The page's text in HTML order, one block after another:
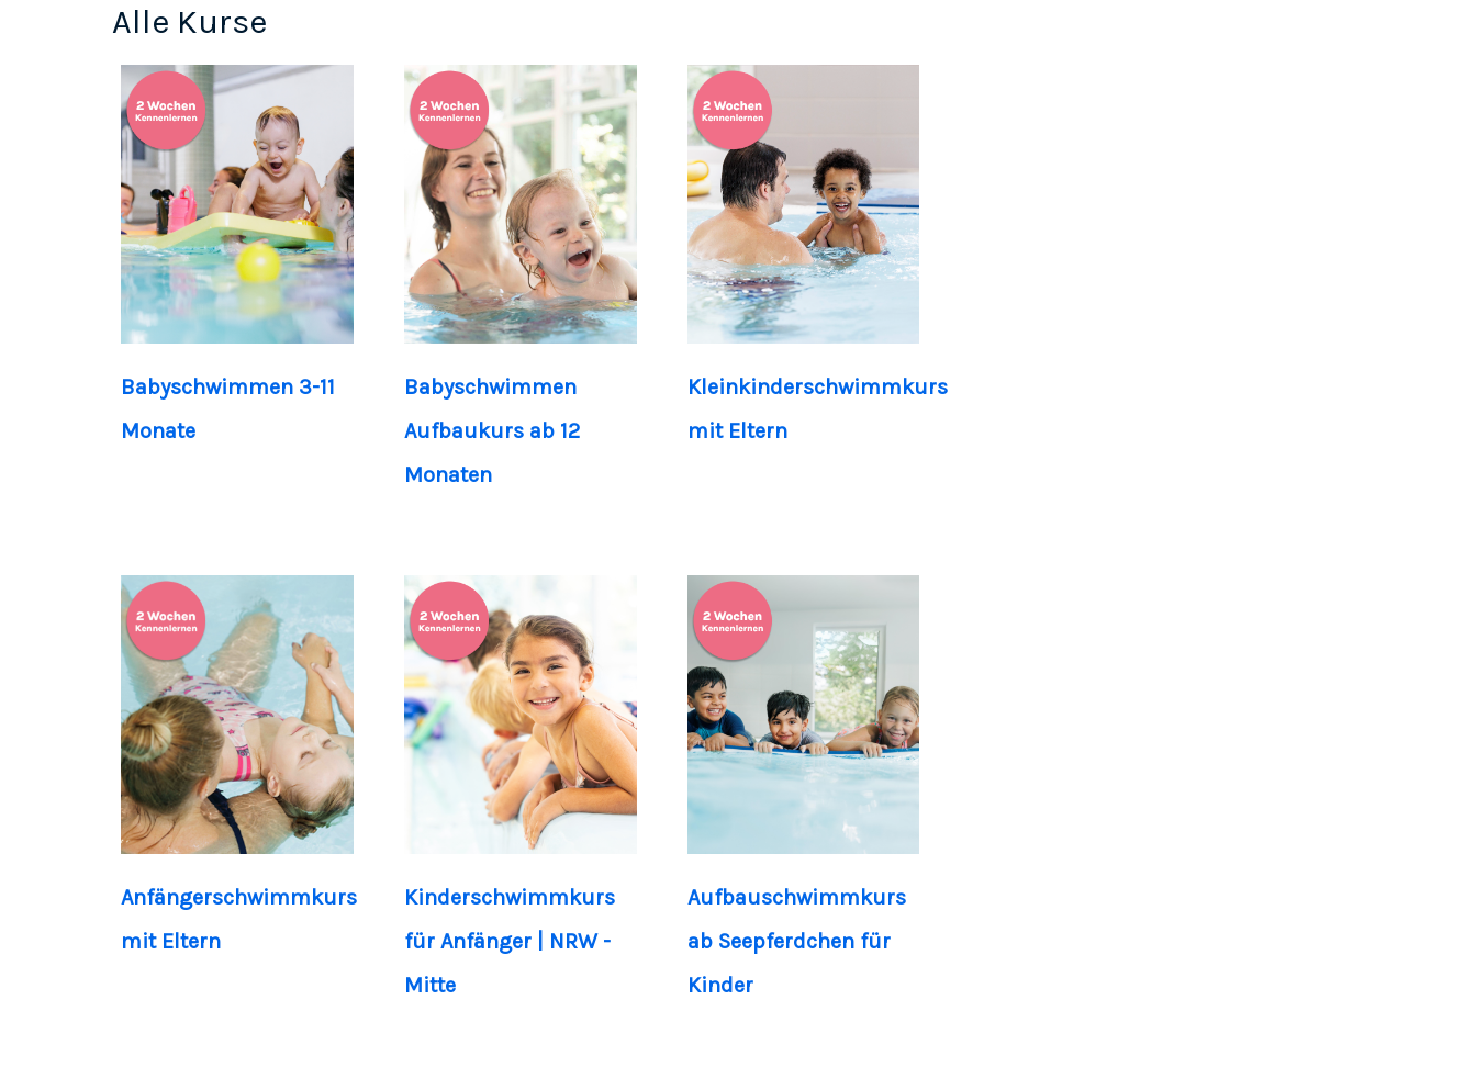
Alle Kurse
Babyschwimmen 3-11
Monate
Babyschwimmen
Aufbaukurs ab 12
Monaten
Kleinkinderschwimmkurs
mit Eltern
Anfängerschwimmkurs
mit Eltern
Kinderschwimmkurs
für Anfänger | NRW -
Mitte
Aufbauschwimmkurs
ab Seepferdchen für
Kinder